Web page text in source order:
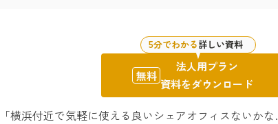
5分でわかる詳しい資料
無料
法人用プラン
資料をダウンロード
「横浜付近で気軽に使える良いシェアオフィスないかな